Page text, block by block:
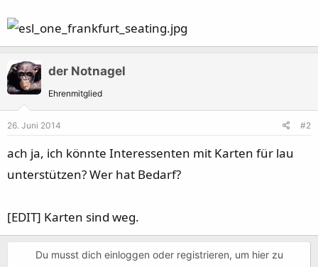
der Notnagel
Ehrenmitglied
26. Juni 2014 #2
ach ja, ich könnte Interessenten mit Karten für lau
unterstützen? Wer hat Bedarf?
[EDIT] Karten sind weg.
Du musst dich einloggen oder registrieren, um hier zu